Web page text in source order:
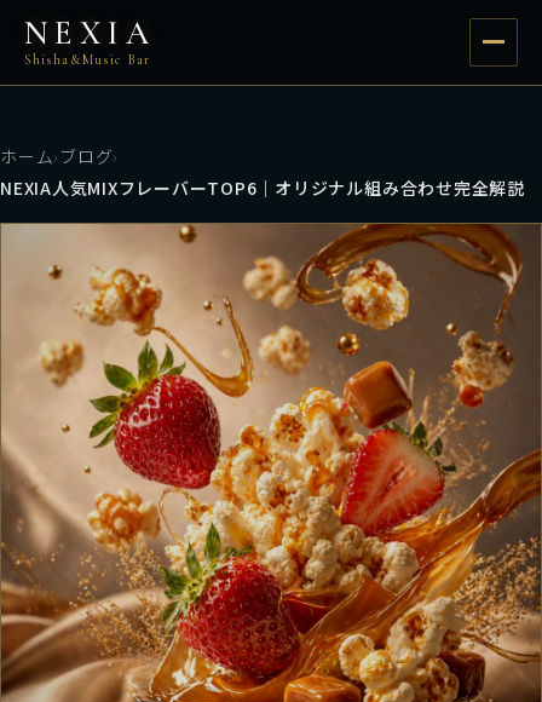
NEXIA
Shisha&Music Bar
ホーム› ブログ›
NEXIA人気MIXフレーバーTOP6｜オリジナル組み合わせ完全解説